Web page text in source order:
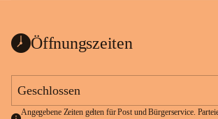
Öffnungszeiten
Geschlossen
Angegebene Zeiten gelten für Post und Bürgerservice.